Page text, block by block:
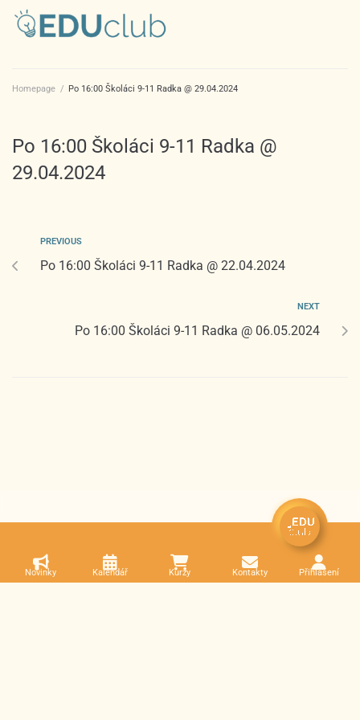
Homepage / Po 16:00 Školáci 9-11 Radka @ 29.04.2024
Po 16:00 Školáci 9-11 Radka @
29.04.2024
PREVIOUS
Po 16:00 Školáci 9-11 Radka @ 22.04.2024
NEXT
Po 16:00 Školáci 9-11 Radka @ 06.05.2024
Novinky Kalendář Kurzy Kontakty Přihlášení